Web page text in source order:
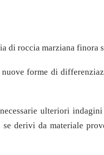
di roccia marziana finora
forme di
ulteriori
derivi da materiale